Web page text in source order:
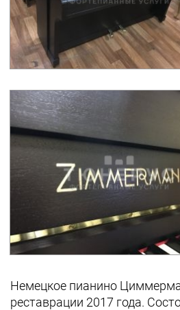
Немецкое пианино
реставрации 2017 года.